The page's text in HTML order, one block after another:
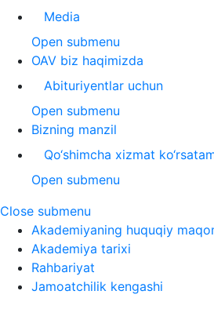
Media
Open submenu
OAV biz haqimizda
Abituriyentlar uchun
Open submenu
Bizning manzil
Qo‘shimcha xizmat
Open submenu
Close submenu
Akademiyaning huquqiy
Akademiya tarixi
Rahbariyat
Jamoatchilik kengashi